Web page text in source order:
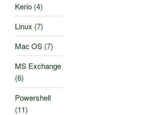
Kerio (4)
Linux (7)
Mac OS (7)
MS Exchange
(6)
Powershell
(11)